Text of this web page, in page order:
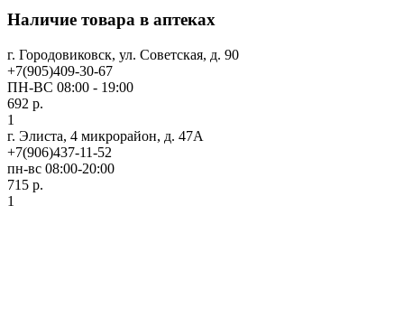
Наличие товара в аптеках
г. Городовиковск, ул. Советская, д. 90
+7(905)409-30-67
ПН-ВС 08:00 - 19:00
692 р.
1
г. Элиста, 4 микрорайон, д. 47А
+7(906)437-11-52
пн-вс 08:00-20:00
715 р.
1